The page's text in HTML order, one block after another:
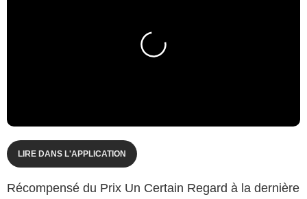
LIRE DANS L'APPLICATION
Récompensé du Prix Un Certain Regard à la dernière